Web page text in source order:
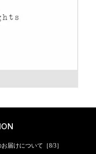
届けについて［8/3］